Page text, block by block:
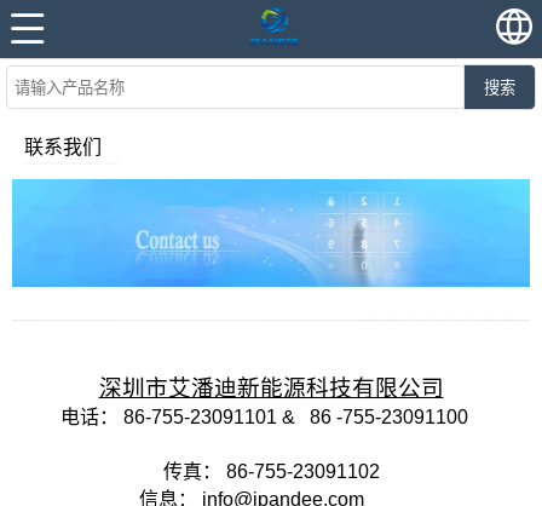
搜索
联系我们
深圳市艾潘迪新能源科技有限公司
电话： 86-755-23091101 & 86 -755-23091100
传真：
86-755-23091102
信息：
info@ipandee.com